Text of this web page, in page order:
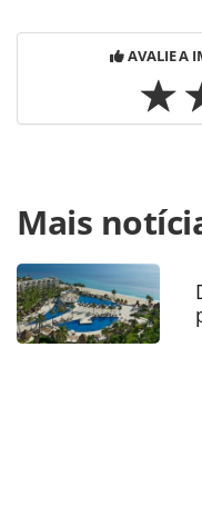
AVALIE A
https://
parceria-com-a-nasa-
starliner_206093.html
página. Todo o
Editora é protegido
autoral. Não
Mais